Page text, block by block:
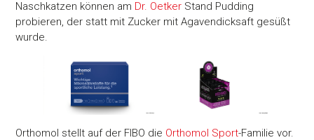
Naschkatzen können am Dr. Oetker Stand Pudding
probieren, der statt mit Zucker mit Agavendicksaft gesüßt
wurde.
Orthomol stellt auf der FIBO die Orthomol Sport-Familie vor.